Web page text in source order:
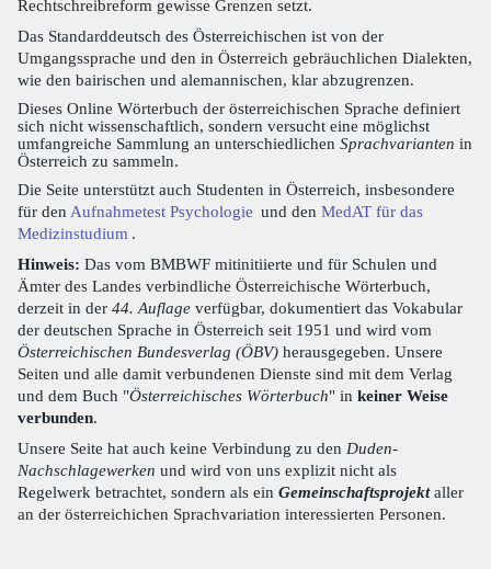
Rechtschreibreform gewisse Grenzen setzt.
Das Standarddeutsch des Österreichischen ist von der
Umgangssprache und den in Österreich gebräuchlichen Dialekten,
wie den bairischen und alemannischen, klar abzugrenzen.
Dieses Online Wörterbuch der österreichischen Sprache definiert
sich nicht wissenschaftlich, sondern versucht eine möglichst
umfangreiche Sammlung an unterschiedlichen Sprachvarianten in
Österreich zu sammeln.
Die Seite unterstützt auch Studenten in Österreich, insbesondere
für den Aufnahmetest Psychologie und den MedAT für das
Medizinstudium .
Hinweis: Das vom BMBWF mitinitiierte und für Schulen und
Ämter des Landes verbindliche Österreichische Wörterbuch,
derzeit in der 44. Auflage verfügbar, dokumentiert das Vokabular
der deutschen Sprache in Österreich seit 1951 und wird vom
Österreichischen Bundesverlag (ÖBV) herausgegeben. Unsere
Seiten und alle damit verbundenen Dienste sind mit dem Verlag
und dem Buch "Österreichisches Wörterbuch" in keiner Weise
verbunden.
Unsere Seite hat auch keine Verbindung zu den Duden-
Nachschlagewerken und wird von uns explizit nicht als
Regelwerk betrachtet, sondern als ein Gemeinschaftsprojektaller
an der österreichichen Sprachvariation interessierten Personen.